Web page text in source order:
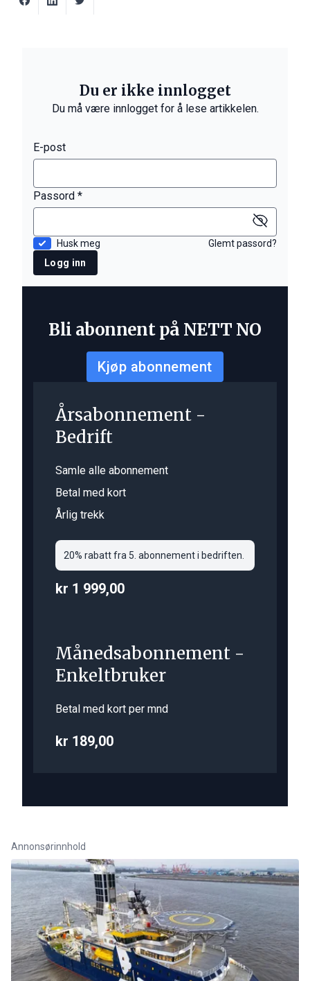
Du er ikke innlogget
Du må være innlogget for å lese artikkelen.
E-post
Passord *
Husk meg
Glemt passord?
Logg inn
Bli abonnent på NETT NO
Kjøp abonnement
Årsabonnement -
Bedrift
Samle alle abonnement
Betal med kort
Årlig trekk
20% rabatt fra 5. abonnement i bedriften.
kr 1 999,00
Månedsabonnement -
Enkeltbruker
Betal med kort per mnd
kr 189,00
Annonsørinnhold